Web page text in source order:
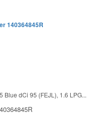
140364845R
Blue dCi 95 (FEJL), 1.6 LPG...